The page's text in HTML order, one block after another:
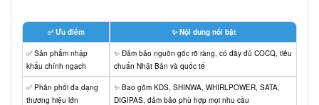
✅ Ưu điểm ✨ Nội dung nổi bật
✅ Sản phẩm nhập
khẩu chính ngạch
✨ Đảm bảo nguồn gốc rõ ràng, có đầy đủ COCQ, tiêu
chuẩn Nhật Bản và quốc tế
✅ Phân phối đa dạng
thương hiệu lớn
✨ Bao gồm KDS, SHINWA, WHIRLPOWER, SATA,
DIGIPAS, đảm bảo phù hợp mọi nhu cầu